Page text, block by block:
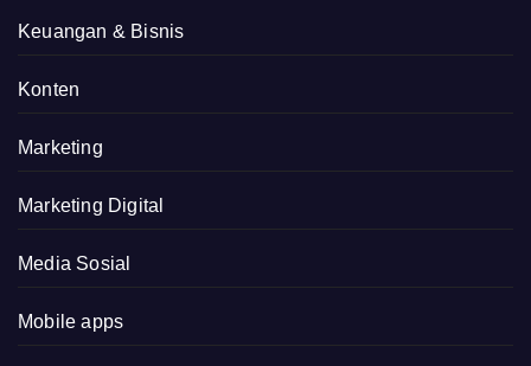
Keuangan & Bisnis
Konten
Marketing
Marketing Digital
Media Sosial
Mobile apps